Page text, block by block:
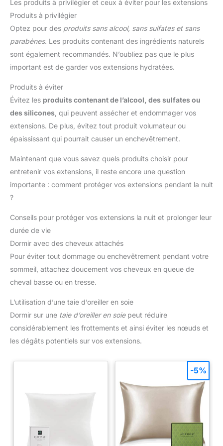
Les produits à privilégier et ceux à éviter pour les extensions
Produits à privilégier
Optez pour des produits sans alcool, sans sulfates et sans
parabènes. Les produits contenant des ingrédients naturels
sont également recommandés. N’oubliez pas que le plus
important est de garder vos extensions hydratées.
Produits à éviter
Évitez les produits contenant de l’alcool, des sulfates ou
des silicones , qui peuvent assécher et endommager vos
extensions. De plus, évitez tout produit volumateur ou
épaississant qui pourrait causer un enchevêtrement.
Maintenant que vous savez quels produits choisir pour
entretenir vos extensions, il reste encore une question
importante : comment protéger vos extensions pendant la nuit
?
Conseils pour protéger vos extensions la nuit et prolonger leur
durée de vie
Dormir avec des cheveux attachés
Pour éviter tout dommage ou enchevêtrement pendant votre
sommeil, attachez doucement vos cheveux en queue de
cheval basse ou en tresse.
L’utilisation d’une taie d’oreiller en soie
Dormir sur une taie d’oreiller en soiepeut réduire
considérablement les frottements et ainsi éviter les nœuds et
les dégâts potentiels sur vos extensions.
-5%